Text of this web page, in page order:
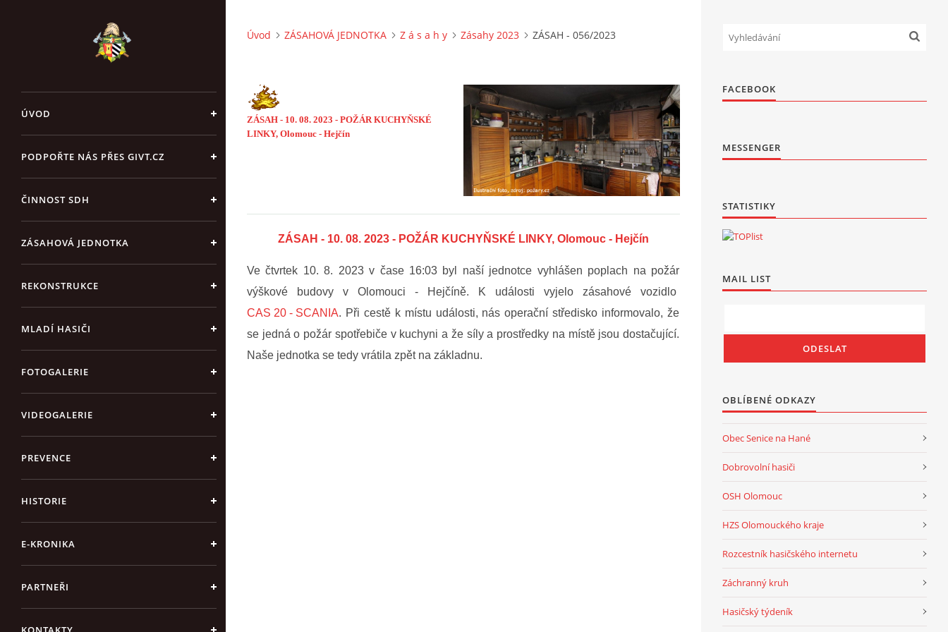
ÚVOD
PODPOŘTE NÁS PŘES GIVT.CZ
ČINNOST SDH
ZÁSAHOVÁ JEDNOTKA
REKONSTRUKCE
MLADÍ HASIČI
FOTOGALERIE
VIDEOGALERIE
PREVENCE
HISTORIE
E-KRONIKA
PARTNEŘI
Úvod ZÁSAHOVÁ JEDNOTKA Z á s a h y Zásahy 2023 ZÁSAH - 056/2023
ZÁSAH - 10. 08. 2023 - POŽÁR KUCHYŇSKÉ
LINKY, Olomouc - Hejčín
ZÁSAH - 10. 08. 2023 - POŽÁR KUCHYŇSKÉ LINKY, Olomouc - Hejčín
Ve čtvrtek 10. 8. 2023 v čase 16:03 byl naší jednotce vyhlášen poplach na požár
výškové budovy v Olomouci - Hejčíně. K události vyjelo zásahové vozidlo
CAS 20 - SCANIA. Při cestě k místu události, nás operační středisko informovalo, že
se jedná o požár spotřebiče v kuchyni a že síly a prostředky na místě jsou dostačující.
Naše jednotka se tedy vrátila zpět na základnu.
FACEBOOK
MESSENGER
STATISTIKY
MAIL LIST
OBLÍBENÉ ODKAZY
Obec Senice na Hané
Dobrovolní hasiči
OSH Olomouc
HZS Olomouckého kraje
Rozcestník hasičského internetu
Záchranný kruh
Hasičský týdeník